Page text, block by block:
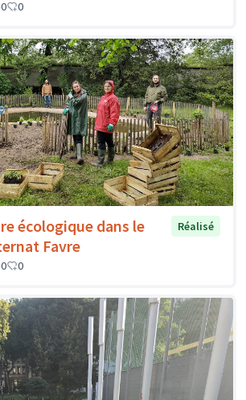
0 0
écologique dans le
Favre
Réalisé
0 0